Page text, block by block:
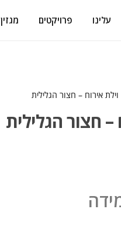
עלינו פרויקטים מגזין
אירוח – חצור הגלילית
– חצור הגלילית